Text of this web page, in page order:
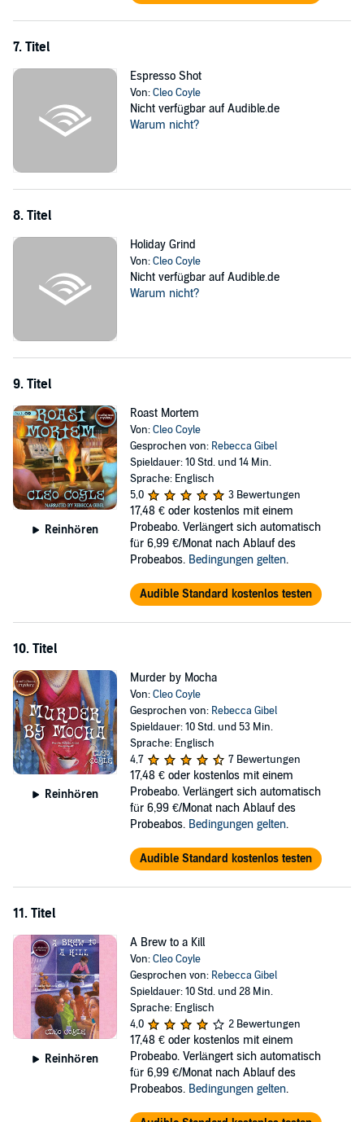
7. Titel
Espresso Shot
Von:Cleo Coyle
Nicht verfügbar auf Audible.de
Warum nicht?
8. Titel
Holiday Grind
Von:Cleo Coyle
Nicht verfügbar auf Audible.de
Warum nicht?
9. Titel
Reinhören
Roast Mortem
Von:Cleo Coyle
Gesprochen von: Rebecca Gibel
Spieldauer: 10 Std. und 14 Min.
Sprache: Englisch
5,0
3 Bewertungen
17,48 € oder kostenlos mit einem
Probeabo. Verlängert sich automatisch
für 6,99 €/Monat nach Ablauf des
Probeabos. Bedingungen gelten.
Audible Standard kostenlos testen
10. Titel
Reinhören
Murder by Mocha
Von:Cleo Coyle
Gesprochen von: Rebecca Gibel
Spieldauer: 10 Std. und 53 Min.
Sprache: Englisch
4,7
7 Bewertungen
17,48 € oder kostenlos mit einem
Probeabo. Verlängert sich automatisch
für 6,99 €/Monat nach Ablauf des
Probeabos. Bedingungen gelten.
Audible Standard kostenlos testen
11. Titel
Reinhören
A Brew to a Kill
Von:Cleo Coyle
Gesprochen von: Rebecca Gibel
Spieldauer: 10 Std. und 28 Min.
Sprache: Englisch
4,0
2 Bewertungen
17,48 € oder kostenlos mit einem
Probeabo. Verlängert sich automatisch
für 6,99 €/Monat nach Ablauf des
Probeabos. Bedingungen gelten.